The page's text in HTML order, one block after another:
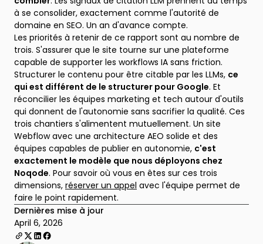
à se consolider, exactement comme l'autorité de
domaine en SEO. Un an d'avance compte.
Les priorités à retenir de ce rapport sont au nombre de
trois. S'assurer que le site tourne sur une plateforme
capable de supporter les workflows IA sans friction.
Structurer le contenu pour être citable par les LLMs, ce
qui est différent de le structurer pour Google. Et
réconcilier les équipes marketing et tech autour d'outils
qui donnent de l'autonomie sans sacrifier la qualité. Ces
trois chantiers s'alimentent mutuellement. Un site
Webflow avec une architecture AEO solide et des
équipes capables de publier en autonomie, c'est
exactement le modèle que nous déployons chez
Noqode. Pour savoir où vous en êtes sur ces trois
dimensions, réserver un appel avec l'équipe permet de
faire le point rapidement.
Dernières mise à jour
April 6, 2026